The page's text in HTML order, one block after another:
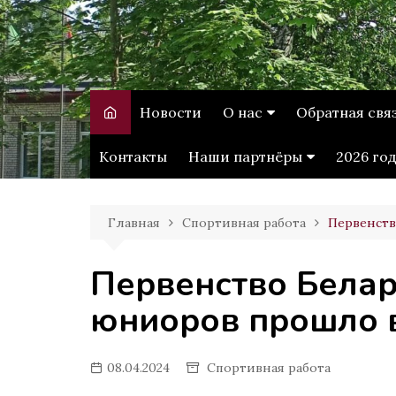
Перейти
к
содержимомуВитебское
государственное
олимпийского резерва
Новости О нас
История
Администрация
Обратная
Обращение
Качество
Контакты Наши партнёры 2026 год
Главная Спортивная работа
Первенство
юниоров прошло
08.04.2024 Спортивная работа